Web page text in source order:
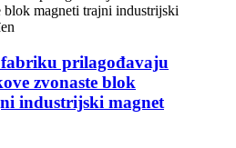
prilagođavaju
zvonaste blok
industrijski magnet